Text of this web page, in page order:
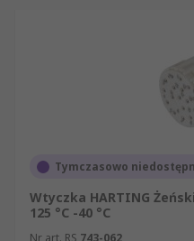
Tymczasowo
Wtyczka HARTING
125 °C -40 °C
Nr art. RS 743-062